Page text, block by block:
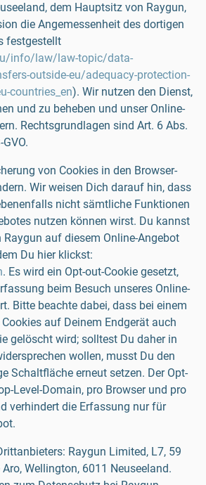
dem Hauptsitz von Raygun,
die Angemessenheit des dortigen
festgestellt
info/law/law-topic/data-
outside-eu/adequacy-protection-
countries_en). Wir nutzen den Dienst,
und zu beheben und unser Online-
Rechtsgrundlagen sind Art. 6 Abs.
von Cookies in den Browser-
Wir weisen Dich darauf hin, dass
nicht sämtliche Funktionen
nutzen können wirst. Du kannst
auf diesem Online-Angebot
Du hier klickst:
. Es wird ein Opt-out-Cookie gesetzt,
beim Besuch unseres Online-
Bitte beachte dabei, dass bei einem
auf Deinem Endgerät auch
gelöscht wird; solltest Du daher in
wollen, musst Du den
Schaltfläche erneut setzen. Der Opt-
Level-Domain, pro Browser und pro
verhindert die Erfassung nur für
Raygun Limited, L7, 59
Wellington, 6011 Neuseeland.